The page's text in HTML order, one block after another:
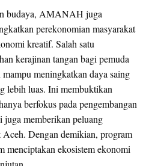
budaya, AMANAH juga
perekonomian masyarakat
kreatif. Salah satu
kerajinan tangan bagi pemuda
meningkatkan daya saing
lebih luas. Ini membuktikan
berfokus pada pengembangan
juga memberikan peluang
Dengan demikian, program
menciptakan ekosistem ekonomi